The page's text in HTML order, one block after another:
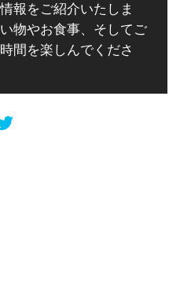
報をご紹介いたしま
物やお食事、そしてご
間を楽しんでくださ